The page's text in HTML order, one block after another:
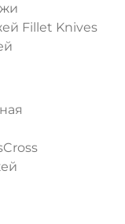
Fillet Knives